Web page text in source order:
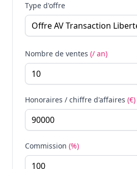
Type d'offre
Nombre de ventes (/ an)
Honoraires / chiffre d'affaires (€)
Commission (%)